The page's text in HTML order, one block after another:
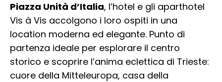
Piazza Unità d’Italia, l’hotel e gli aparthotel
Vis à Vis accolgono i loro ospiti in una
location moderna ed elegante. Punto di
partenza ideale per esplorare il centro
storico e scoprire l’anima eclettica di Trieste:
cuore della Mitteleuropa, casa della